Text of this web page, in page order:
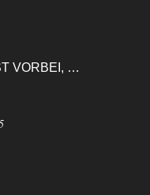
VORBEI, …